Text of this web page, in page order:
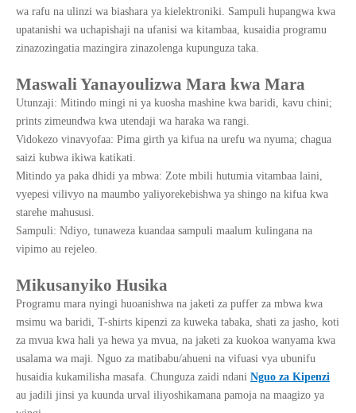
wa rafu na ulinzi wa biashara ya kielektroniki. Sampuli hupangwa kwa
upatanishi wa uchapishaji na ufanisi wa kitambaa, kusaidia programu
zinazozingatia mazingira zinazolenga kupunguza taka.
Maswali Yanayoulizwa Mara kwa Mara
Utunzaji: Mitindo mingi ni ya kuosha mashine kwa baridi, kavu chini;
prints zimeundwa kwa utendaji wa haraka wa rangi.
Vidokezo vinavyofaa: Pima girth ya kifua na urefu wa nyuma; chagua
saizi kubwa ikiwa katikati.
Mitindo ya paka dhidi ya mbwa: Zote mbili hutumia vitambaa laini,
vyepesi vilivyo na maumbo yaliyorekebishwa ya shingo na kifua kwa
starehe mahususi.
Sampuli: Ndiyo, tunaweza kuandaa sampuli maalum kulingana na
vipimo au rejeleo.
Mikusanyiko Husika
Programu mara nyingi huoanishwa na jaketi za puffer za mbwa kwa
msimu wa baridi, T-shirts kipenzi za kuweka tabaka, shati za jasho, koti
za mvua kwa hali ya hewa ya mvua, na jaketi za kuokoa wanyama kwa
usalama wa maji. Nguo za matibabu/ahueni na vifuasi vya ubunifu
husaidia kukamilisha masafa. Chunguza zaidi ndani Nguo za Kipenzi
au jadili jinsi ya kuunda urval iliyoshikamana pamoja na maagizo ya